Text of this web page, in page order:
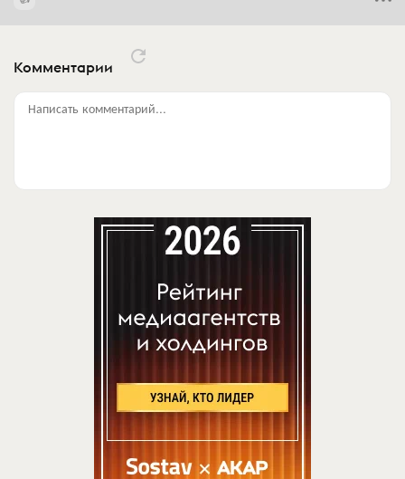
Комментарии
Написать комментарий...